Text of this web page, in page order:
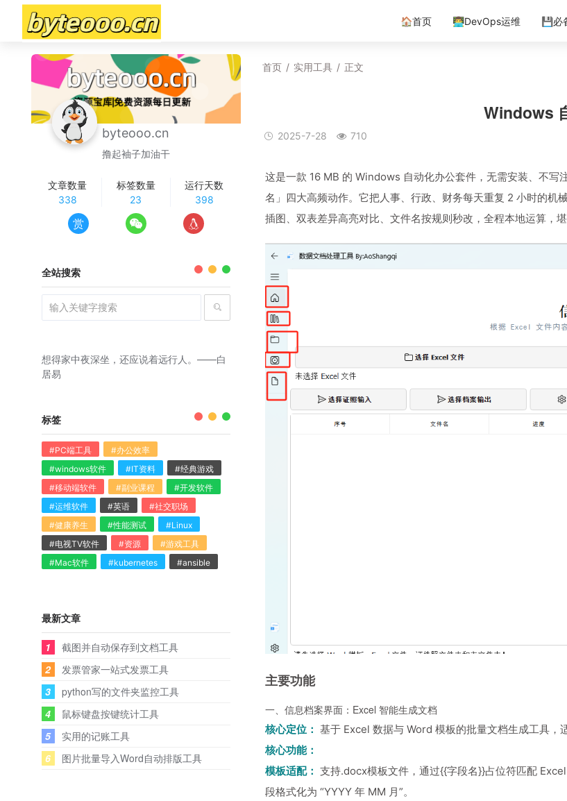
🏠首页 👨‍💻DevOps运维 💾必
首页 / 实用工具 / 正文
Windows
2025-7-28 710
这是一款 16 MB 的 Windows 自动化办公套件，无需安装、不
名」四大高频动作。它把人事、行政、财务每天重复 2 小时的
插图、双表差异高亮对比、文件名按规则秒改，全程本地运算，堪
主要功能
一、信息档案界面：Excel 智能生成文档
核心定位： 基于 Excel 数据与 Word 模板的批量文档生成工具，
核心功能：
模板适配： 支持.docx模板文件，通过{{字段名}}占位符匹配
段格式化为 “YYYY 年 MM 月”。
byteooo.cn
撸起袖子加油干
文章数量
338
标签数量
23
运行天数
398
赏
全站搜索
想得家中夜深坐，还应说着远行人。——白
居易
标签
#PC端工具
#办公效率
#windows软件
#IT资料
#经典游戏
#移动端软件
#副业课程
#开发软件
#运维软件
#英语
#社交职场
#健康养生
#性能测试
#Linux
#电视TV软件
#资源
#游戏工具
#Mac软件
#kubernetes #ansible
最新文章
1
截图并自动保存到文档工具
2
发票管家一站式发票工具
3
python写的文件夹监控工具
4
鼠标键盘按键统计工具
5
实用的记账工具
6
图片批量导入Word自动排版工具